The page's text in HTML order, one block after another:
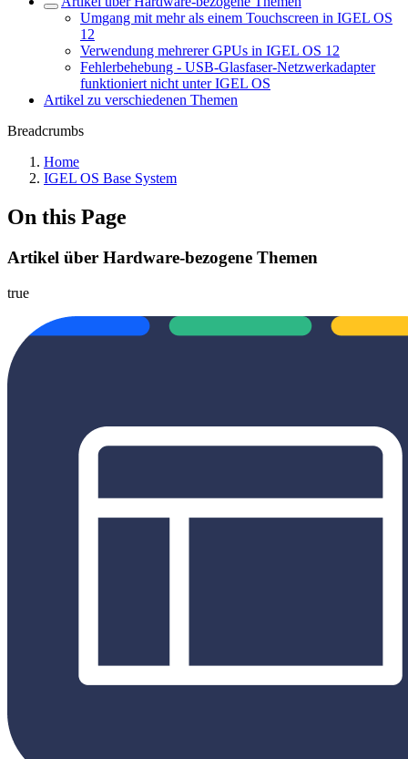
Umgang mit mehr als einem Touchscreen in IGEL OS
12
Verwendung mehrerer GPUs in IGEL OS 12
Fehlerbehebung - USB-Glasfaser-Netzwerkadapter
funktioniert nicht unter IGEL OS
Artikel zu verschiedenen Themen
Breadcrumbs
Home
IGEL OS Base System
On this Page
Artikel über Hardware-bezogene Themen
true